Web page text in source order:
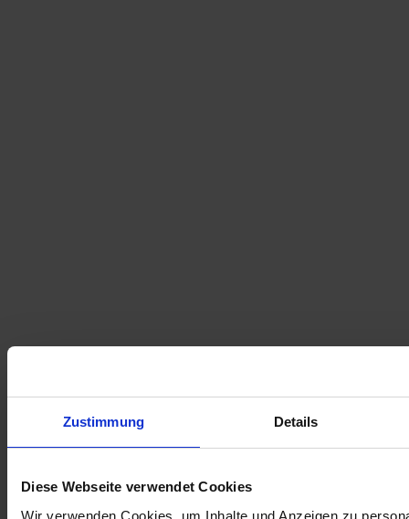
Zustimmung Details
Diese Webseite verwendet Cookies
Wir verwenden Cookies, um Inhalte und Anzeigen zu